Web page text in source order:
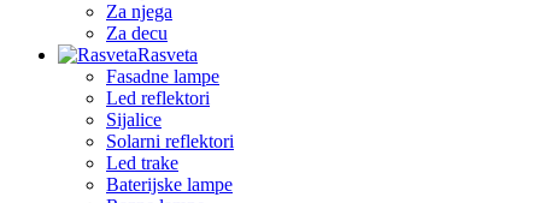
Za njega
Za decu
Rasveta
Fasadne lampe
Led reflektori
Sijalice
Solarni reflektori
Led trake
Baterijske lampe